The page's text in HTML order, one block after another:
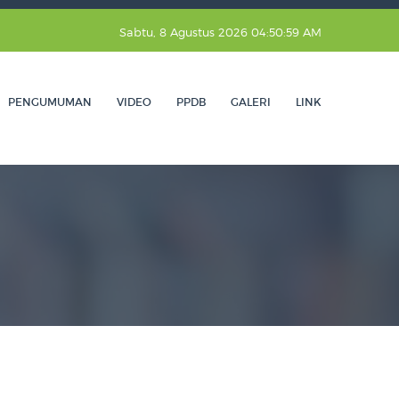
Sabtu, 8 Agustus 2026 04:51:00 AM
PENGUMUMAN VIDEO PPDB GALERI LINK